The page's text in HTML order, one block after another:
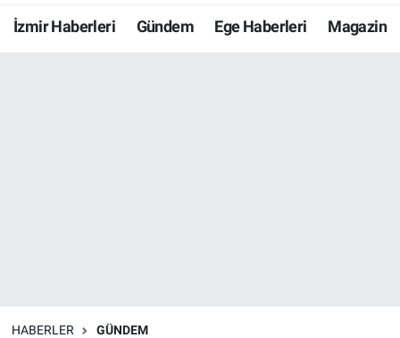
İzmir Haberleri Gündem Ege Haberleri Magazin
HABERLER GÜNDEM
Resmi İlanlar